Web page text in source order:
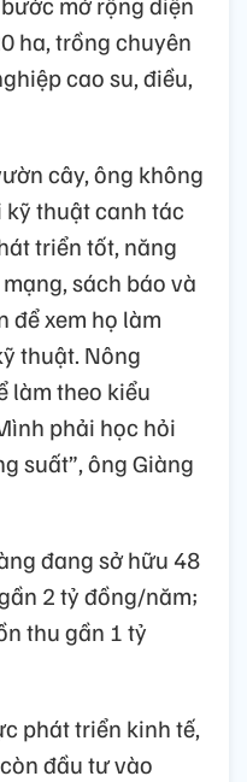
ha, trồng chuyên
cao su, điều,
cây, ông không
kỹ thuật canh tác
triển tốt, năng
sách báo và
để xem họ làm
thuật. Nông
làm theo kiểu
phải học hỏi
suất”, ông Giàng
đang sở hữu 48
2 tỷ đồng/năm;
thu gần 1 tỷ
phát triển kinh tế,
đầu tư vào